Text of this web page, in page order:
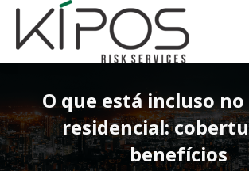
O que está incluso
residencial:
benefícios